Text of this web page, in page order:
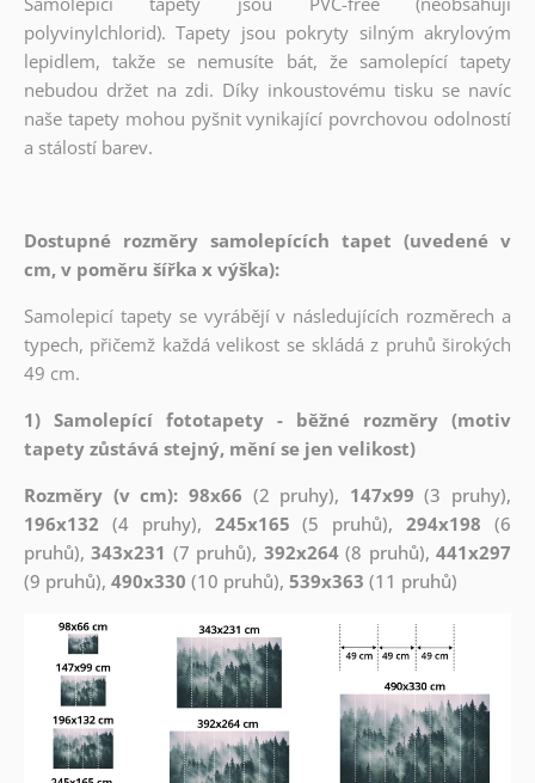
polyvinylchlorid). Tapety jsou pokryty silným akrylovým
lepidlem, takže se nemusíte bát, že samolepící tapety
nebudou držet na zdi. Díky inkoustovému tisku se navíc
naše tapety mohou pyšnit vynikající povrchovou odolností
a stálostí barev.
Dostupné rozměry samolepících tapet (uvedené v
cm, v poměru šířka x výška):
Samolepicí tapety se vyrábějí v následujících rozměrech a
typech, přičemž každá velikost se skládá z pruhů širokých
49 cm.
1) Samolepící fototapety - běžné rozměry (motiv
tapety zůstává stejný, mění se jen velikost)
Rozměry (v cm): 98x66 (2 pruhy), 147x99 (3 pruhy),
196x132 (4 pruhy), 245x165 (5 pruhů),294x198 (6
pruhů),343x231 (7 pruhů), 392x264(8 pruhů),441x297
(9 pruhů), 490x330 (10 pruhů), 539x363 (11 pruhů)